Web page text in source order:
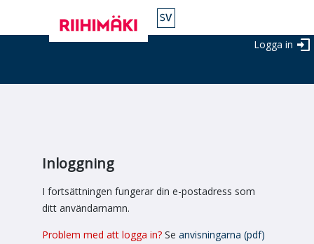
Logga in
Inloggning
I fortsättningen fungerar din e-postadress som
ditt användarnamn.
Problem med att logga in? Se anvisningarna (pdf)